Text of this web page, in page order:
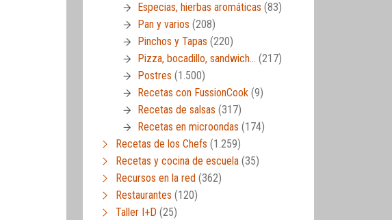
Especias, hierbas aromáticas (83)
Pan y varios (208)
Pinchos y Tapas (220)
Pizza, bocadillo, sandwich… (217)
Postres (1.500)
Recetas con FussionCook (9)
Recetas de salsas (317)
Recetas en microondas (174)
Recetas de los Chefs (1.259)
Recetas y cocina de escuela (35)
Recursos en la red (362)
Restaurantes (120)
Taller I+D (25)